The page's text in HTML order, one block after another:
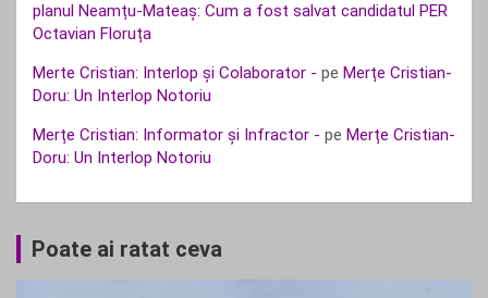
planul Neamțu-Mateaș: Cum a fost salvat candidatul PER
Octavian Floruța
Merte Cristian: Interlop și Colaborator - pe Merțe Cristian-
Doru: Un Interlop Notoriu
Merțe Cristian: Informator și Infractor - pe Merțe Cristian-
Doru: Un Interlop Notoriu
Poate ai ratat ceva